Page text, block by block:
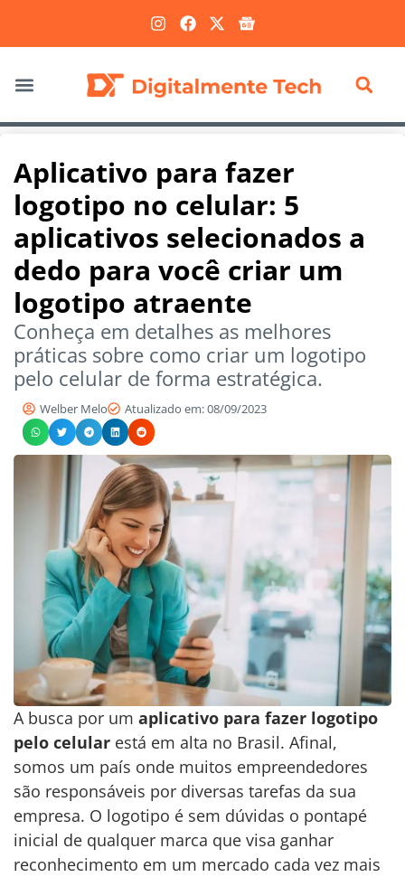
Aplicativo para fazer
logotipo no celular: 5
aplicativos selecionados a
dedo para você criar um
logotipo atraente
Conheça em detalhes as melhores
práticas sobre como criar um logotipo
pelo celular de forma estratégica.
Welber Melo Atualizado em: 08/09/2023
A busca por um aplicativo para fazer logotipo
pelo celular está em alta no Brasil. Afinal,
somos um país onde muitos empreendedores
são responsáveis por diversas tarefas da sua
empresa. O logotipo é sem dúvidas o pontapé
inicial de qualquer marca que visa ganhar
reconhecimento em um mercado cada vez mais